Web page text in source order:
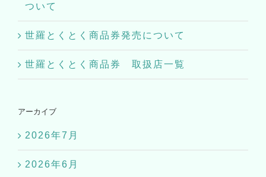
ついて
世羅とくとく商品券発売について
世羅とくとく商品券 取扱店一覧
アーカイブ
2026年7月
2026年6月